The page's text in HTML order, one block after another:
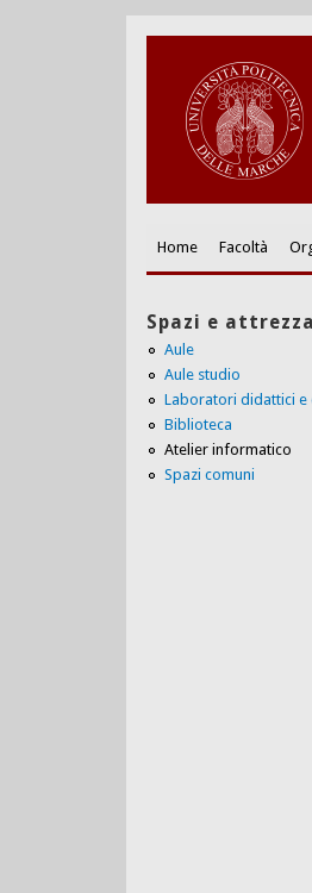
Home Facoltà
Spazi e
Aule
Aule studio
Laboratori didattici e
Biblioteca
Atelier informatico
Spazi comuni